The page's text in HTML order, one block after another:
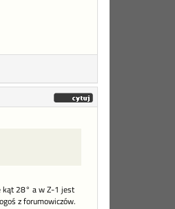
kąt 28° a w Z-1 jest
z forumowiczów.